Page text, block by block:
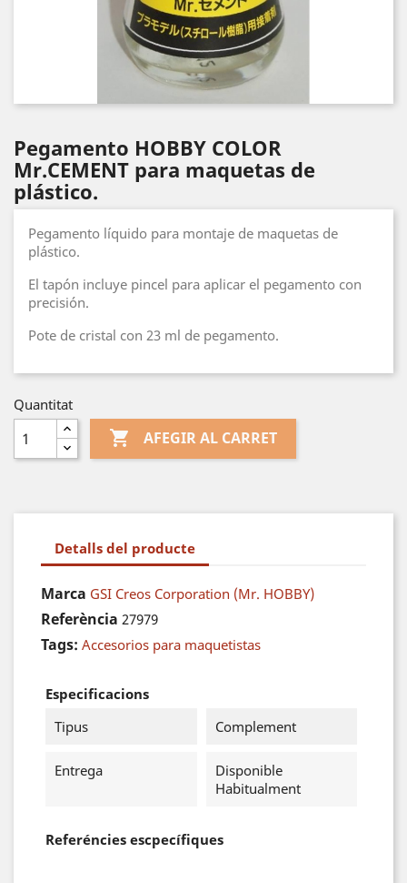
Pegamento HOBBY COLOR
Mr.CEMENT para maquetas de
plástico.
Pegamento líquido para montaje de maquetas de
plástico.
El tapón incluye pincel para aplicar el pegamento con
precisión.
Pote de cristal con 23 ml de pegamento.
Quantitat
 AFEGIR AL CARRET
Detalls del producte
Marca GSI Creos Corporation (Mr. HOBBY)
Referència 27979
Tags: Accesorios para maquetistas
Especificacions
Tipus
Complement
Entrega
Disponible
Habitualment
Referéncies escpecífiques